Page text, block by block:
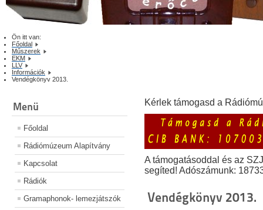
Ön itt van:
Főoldal
Műszerek
EKM
LLV
Információk
Vendégkönyv 2013.
Menü
Főoldal
Rádiómúzeum Alapítvány
Kapcsolat
Rádiók
Gramaphonok- lemezjátszók
Kérlek támogasd a
A támogatásoddal és az
segíted! Adószámunk:
Vendégkönyv 2013.